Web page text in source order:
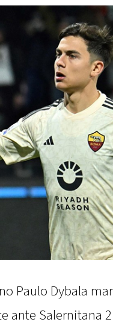
Paulo Dybala
ante Salernitana